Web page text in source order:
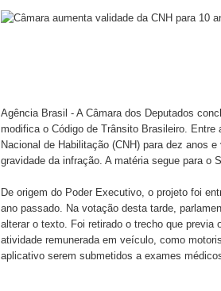
Agência Brasil - A Câmara dos Deputados
modifica o Código de Trânsito Brasileiro.
Nacional de Habilitação (CNH) para dez anos
gravidade da infração. A matéria segue para o
De origem do Poder Executivo, o projeto foi
ano passado. Na votação desta tarde,
alterar o texto. Foi retirado o trecho que previa
atividade remunerada em veículo, como
aplicativo serem submetidos a exames